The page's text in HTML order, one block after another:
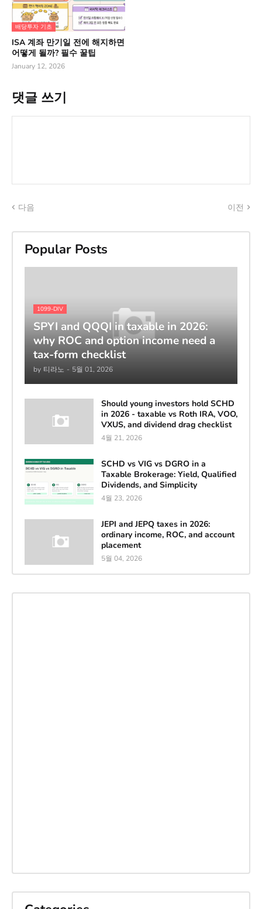
배당투자 기초
ISA 계좌 만기일 전에 해지하면
어떻게 될까? 필수 꿀팁
January 12, 2026
댓글 쓰기
다음 이전
Popular Posts
1099-DIV
SPYI and QQQI in taxable in 2026:
why ROC and option income need a
tax-form checklist
by 티라노 - 5월 01, 2026
Should young investors hold SCHD
in 2026 - taxable vs Roth IRA, VOO,
VXUS, and dividend drag checklist
4월 21, 2026
SCHD vs VIG vs DGRO in a
Taxable Brokerage: Yield, Qualified
Dividends, and Simplicity
4월 23, 2026
JEPI and JEPQ taxes in 2026:
ordinary income, ROC, and account
placement
5월 04, 2026